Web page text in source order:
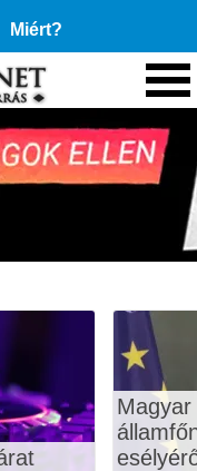
Miért?